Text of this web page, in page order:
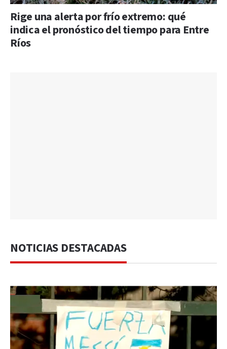
Rige una alerta por frío extremo: qué
indica el pronóstico del tiempo para Entre
Ríos
NOTICIAS DESTACADAS